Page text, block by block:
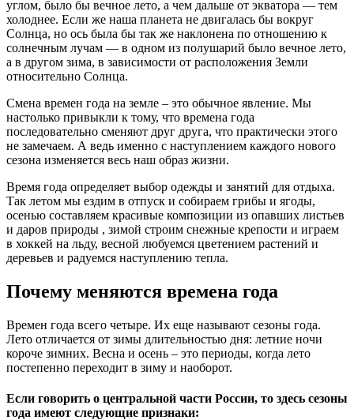
углом, было бы вечное лето, а чем дальше от экватора — тем
холоднее. Если же наша планета не двигалась бы вокруг
Солнца, но ось была бы так же наклонена по отношению к
солнечным лучам — в одном из полушарий было вечное лето,
а в другом зима, в зависимости от расположения Земли
относительно Солнца.
Смена времен года на земле – это обычное явление. Мы
настолько привыкли к тому, что времена года
последовательно сменяют друг друга, что практически этого
не замечаем. А ведь именно с наступлением каждого нового
сезона изменяется весь наш образ жизни.
Время года определяет выбор одежды и занятий для отдыха.
Так летом мы ездим в отпуск и собираем грибы и ягоды,
осенью составляем красивые композиции из опавших листьев
и даров природы , зимой строим снежные крепости и играем
в хоккей на льду, весной любуемся цветением растений и
деревьев и радуемся наступлению тепла.
Почему меняются времена года
Времен года всего четыре. Их еще называют сезоны года.
Лето отличается от зимы длительностью дня: летние ночи
короче зимних. Весна и осень – это периоды, когда лето
постепенно переходит в зиму и наоборот.
Если говорить о центральной части России, то здесь сезоны
года имеют следующие признаки: